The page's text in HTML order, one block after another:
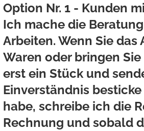
Option Nr. 1 - Kunden
Ich mache die
Arbeiten. Wenn Sie
Waren oder bringen
erst ein Stück und
Einverständnis
habe, schreibe ich die
Rechnung und sobald